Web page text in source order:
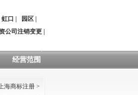
虹口 园区
公司注销变更
经营范围
海商标注册 >